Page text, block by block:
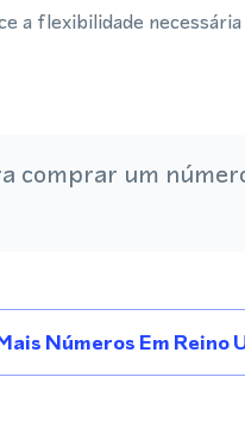
a flexibilidade
comprar um
Números Em Reino